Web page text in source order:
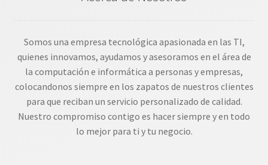
Somos una empresa tecnológica apasionada en las TI,
quienes innovamos, ayudamos y asesoramos en el área de
la computación e informática a personas y empresas,
colocandonos siempre en los zapatos de nuestros clientes
para que reciban un servicio personalizado de calidad.
Nuestro compromiso contigo es hacer siempre y en todo
lo mejor para ti y tu negocio.